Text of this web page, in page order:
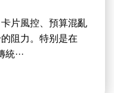
片風控、預算混亂
阻力。特别是在
···